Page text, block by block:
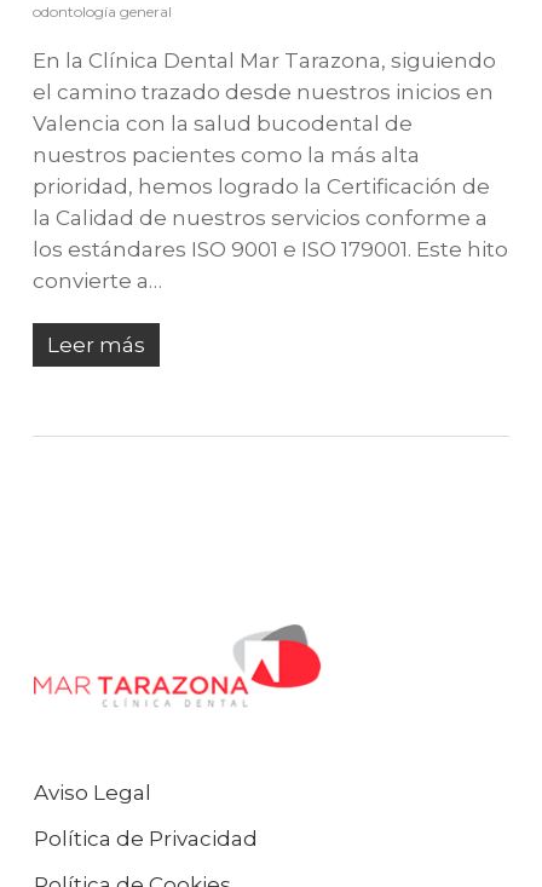
odontología general
En la Clínica Dental Mar Tarazona, siguiendo
el camino trazado desde nuestros inicios en
Valencia con la salud bucodental de
nuestros pacientes como la más alta
prioridad, hemos logrado la Certificación de
la Calidad de nuestros servicios conforme a
los estándares ISO 9001 e ISO 179001. Este hito
convierte a…
Leer más
Aviso Legal
Política de Privacidad